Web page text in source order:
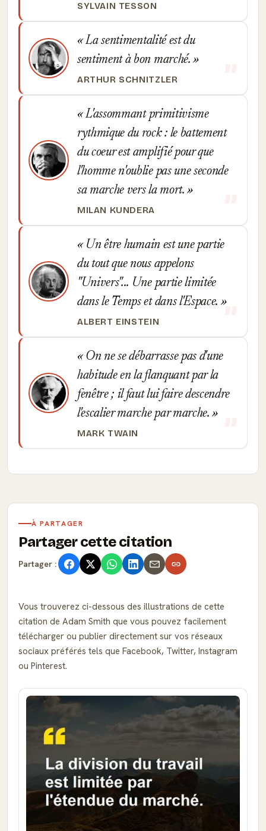
SYLVAIN TESSON
La sentimentalité est du
sentiment à bon marché.
ARTHUR SCHNITZLER
L'assommant primitivisme
rythmique du rock : le battement
du coeur est amplifié pour que
l'homme n'oublie pas une seconde
sa marche vers la mort.
MILAN KUNDERA
Un être humain est une partie
du tout que nous appelons
"Univers"... Une partie limitée
dans le Temps et dans l'Espace.
ALBERT EINSTEIN
On ne se débarrasse pas d'une
habitude en la flanquant par la
fenêtre ; il faut lui faire descendre
l'escalier marche par marche.
MARK TWAIN
À PARTAGER
Partager cette citation
Partager :
Vous trouverez ci-dessous des illustrations de cette
citation de Adam Smith que vous pouvez facilement
télécharger ou publier directement sur vos réseaux
sociaux préférés tels que Facebook, Twitter, Instagram
ou Pinterest.